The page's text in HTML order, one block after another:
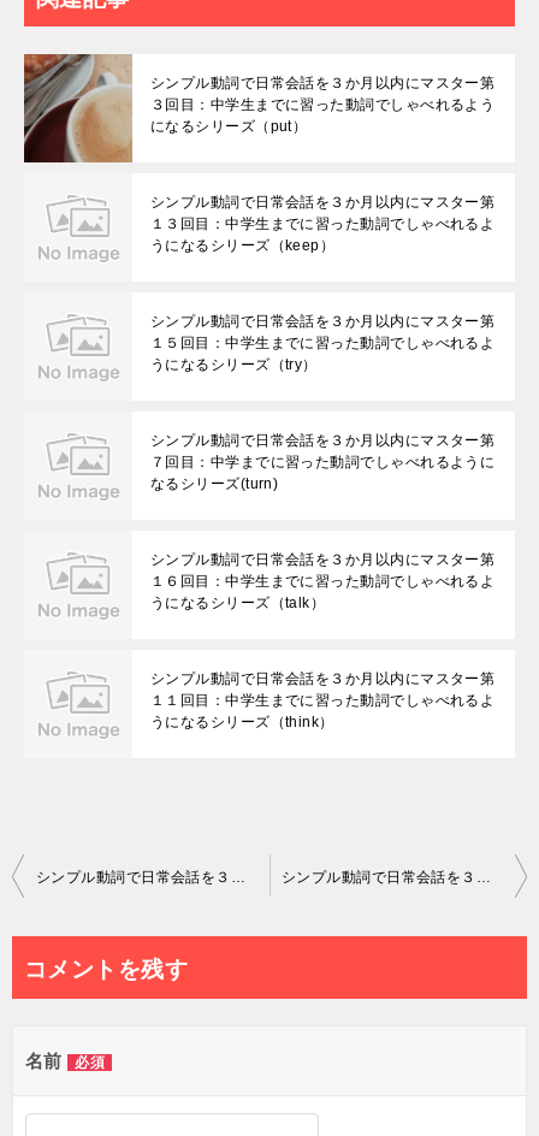
シンプル動詞で日常会話を３か月以内にマスター第
３回目：中学生までに習った動詞でしゃべれるよう
になるシリーズ（put）
シンプル動詞で日常会話を３か月以内にマスター第
１３回目：中学生までに習った動詞でしゃべれるよ
うになるシリーズ（keep）
シンプル動詞で日常会話を３か月以内にマスター第
１５回目：中学生までに習った動詞でしゃべれるよ
うになるシリーズ（try）
シンプル動詞で日常会話を３か月以内にマスター第
７回目：中学までに習った動詞でしゃべれるように
なるシリーズ(turn)
シンプル動詞で日常会話を３か月以内にマスター第
１６回目：中学生までに習った動詞でしゃべれるよ
うになるシリーズ（talk）
シンプル動詞で日常会話を３か月以内にマスター第
１１回目：中学生までに習った動詞でしゃべれるよ
うになるシリーズ（think）
投
ナ
ビ
ゲ
シンプル動詞で日常会話を３か月以内にマスター第３回目：中学生までに習った動詞でしゃべれるようになるシリーズ（put） シンプル動詞で日常会話を３か月以内にマスター第５回目：中学までに習った動詞でしゃべれるようになるシリーズ(take)
コメントを残す
名前 必須